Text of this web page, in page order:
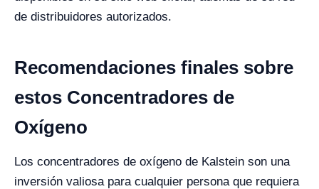
de distribuidores autorizados.
Recomendaciones finales sobre
estos Concentradores de
Oxígeno
Los concentradores de oxígeno de Kalstein son una
inversión valiosa para cualquier persona que requiera